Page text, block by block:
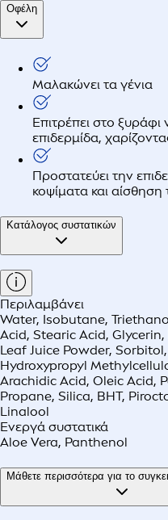
Οφέλη
Μαλακώνει τα γένια
Επιτρέπει στο
επιδερμίδα,
Προστατεύει την
κοψίματα και
Κατάλογος συστατικών
Περιλαμβάνει
Water, Isobutane,
Acid, Stearic Acid,
Leaf Juice Powder,
Hydroxypropyl
Arachidic Acid, Oleic Acid,
Propane, Silica, BHT,
Linalool
Ενεργά συστατικά
Aloe Vera, Panthenol
Μάθετε περισσότερα για το